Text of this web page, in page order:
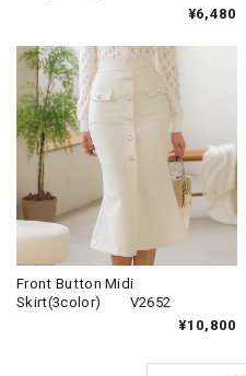
¥6,480
Front Button Midi
Skirt(3color) V2652
¥10,800